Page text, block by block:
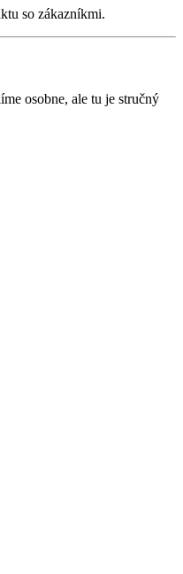
so zákazníkmi.
osobne, ale tu je stručný